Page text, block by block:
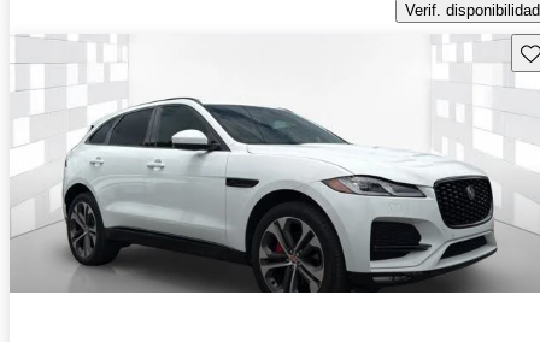
Verif. disponibilidad